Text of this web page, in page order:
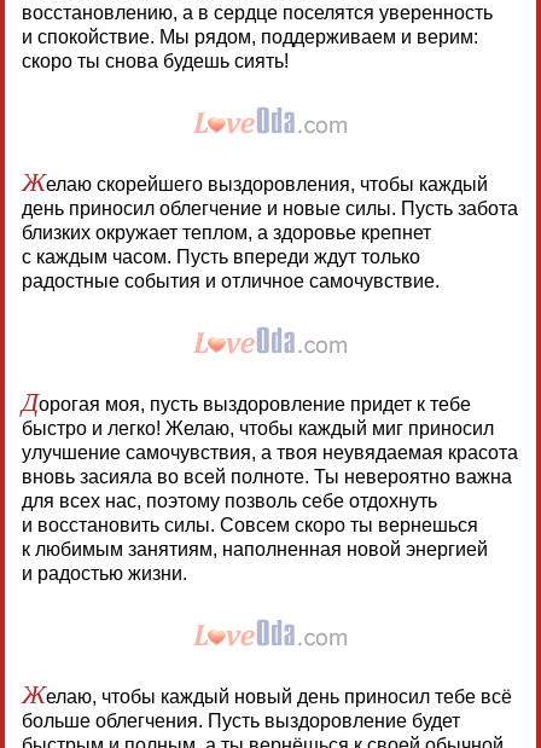
восстановлению, а в сердце поселятся уверенность
и спокойствие. Мы рядом, поддерживаем и верим:
скоро ты снова будешь сиять!
Желаю скорейшего выздоровления, чтобы каждый
день приносил облегчение и новые силы. Пусть забота
близких окружает теплом, а здоровье крепнет
с каждым часом. Пусть впереди ждут только
радостные события и отличное самочувствие.
Дорогая моя, пусть выздоровление придет к тебе
быстро и легко! Желаю, чтобы каждый миг приносил
улучшение самочувствия, а твоя неувядаемая красота
вновь засияла во всей полноте. Ты невероятно важна
для всех нас, поэтому позволь себе отдохнуть
и восстановить силы. Совсем скоро ты вернешься
к любимым занятиям, наполненная новой энергией
и радостью жизни.
Желаю, чтобы каждый новый день приносил тебе всё
больше облегчения. Пусть выздоровление будет